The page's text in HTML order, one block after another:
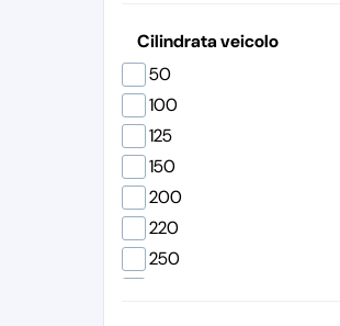
Cilindrata veicolo
50
100
125
150
200
220
250